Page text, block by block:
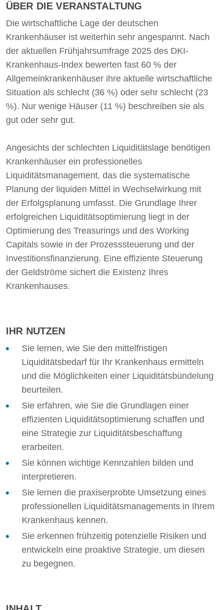
ÜBER DIE VERANSTALTUNG
Die wirtschaftliche Lage der deutschen
Krankenhäuser ist weiterhin sehr angespannt. Nach
der aktuellen Frühjahrsumfrage 2025 des DKI-
Krankenhaus-Index bewerten fast 60 % der
Allgemeinkrankenhäuser ihre aktuelle wirtschaftliche
Situation als schlecht (36 %) oder sehr schlecht (23
%). Nur wenige Häuser (11 %) beschreiben sie als
gut oder sehr gut.
Angesichts der schlechten Liquiditätslage benötigen
Krankenhäuser ein professionelles
Liquiditätsmanagement, das die systematische
Planung der liquiden Mittel in Wechselwirkung mit
der Erfolgsplanung umfasst. Die Grundlage Ihrer
erfolgreichen Liquiditätsoptimierung liegt in der
Optimierung des Treasurings und des Working
Capitals sowie in der Prozesssteuerung und der
Investitionsfinanzierung. Eine effiziente Steuerung
der Geldströme sichert die Existenz Ihres
Krankenhauses.
IHR NUTZEN
Sie lernen, wie Sie den mittelfristigen
Liquiditätsbedarf für Ihr Krankenhaus ermitteln
und die Möglichkeiten einer Liquiditätsbündelung
beurteilen.
Sie erfahren, wie Sie die Grundlagen einer
effizienten Liquiditätsoptimierung schaffen und
eine Strategie zur Liquiditätsbeschaffung
erarbeiten.
Sie können wichtige Kennzahlen bilden und
interpretieren.
Sie lernen die praxiserprobte Umsetzung eines
professionellen Liquiditätsmanagements in Ihrem
Krankenhaus kennen.
Sie erkennen frühzeitig potenzielle Risiken und
entwickeln eine proaktive Strategie, um diesen
zu begegnen.